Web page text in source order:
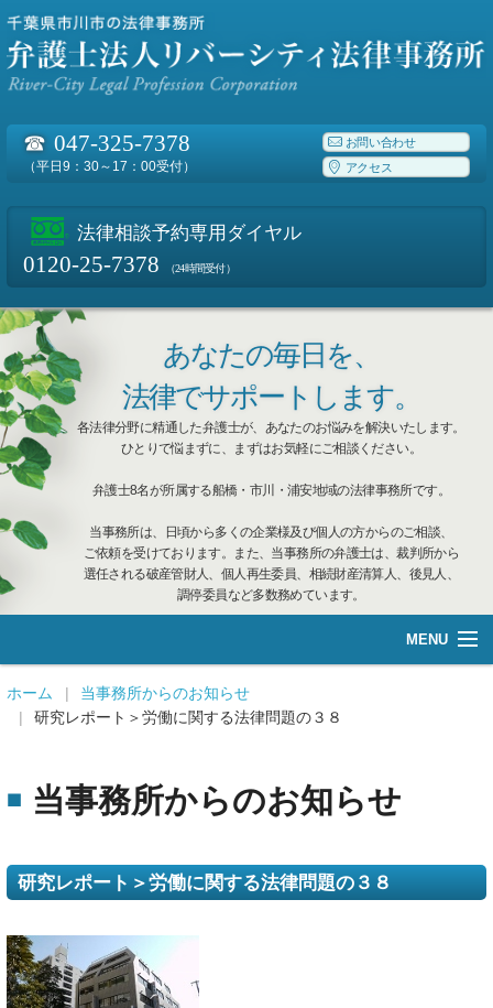
☎ 047-325-7378
（平日9：30～17：00受付）
お問い合わせ
アクセス
法律相談予約専用ダイヤル
0120-25-7378 （24時間受付）
あなたの毎日を、
法律でサポートします。
各法律分野に精通した弁護士が、あなたのお悩みを解決いたします。
ひとりで悩まずに、まずはお気軽にご相談ください。
弁護士8名が所属する船橋・市川・浦安地域の法律事務所です。
当事務所は、日頃から多くの企業様及び個人の方からのご相談、
ご依頼を受けております。また、当事務所の弁護士は、裁判所から
選任される破産管財人、個人再生委員、相続財産清算人、後見人、
調停委員など多数務めています。
MENU
総合案内
企業再生·個人借金
ホーム
当事務所からのお知らせ
研究レポート＞労働に関する法律問題の３８
当事務所からのお知らせ
研究レポート＞労働に関する法律問題の３８